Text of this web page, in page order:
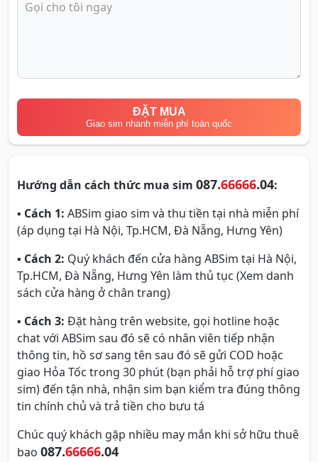
ĐẶT MUA
Giao sim nhanh miễn phí toàn quốc
Hướng dẫn cách thức mua sim 087.66666.04:
▪ Cách 1: ABSim giao sim và thu tiền tại nhà miễn phí
(áp dụng tại Hà Nội, Tp.HCM, Đà Nẵng, Hưng Yên)
▪ Cách 2: Quý khách đến cửa hàng ABSim tại Hà Nội,
Tp.HCM, Đà Nẵng, Hưng Yên làm thủ tục (Xem danh
sách cửa hàng ở chân trang)
▪ Cách 3: Đặt hàng trên website, gọi hotline hoặc
chat với ABSim sau đó sẽ có nhân viên tiếp nhận
thông tin, hồ sơ sang tên sau đó sẽ gửi COD hoặc
giao Hỏa Tốc trong 30 phút (bạn phải hỗ trợ phí giao
sim) đến tận nhà, nhận sim bạn kiểm tra đúng thông
tin chính chủ và trả tiền cho bưu tá
Chúc quý khách gặp nhiều may mắn khi sở hữu thuê
bao 087.66666.04